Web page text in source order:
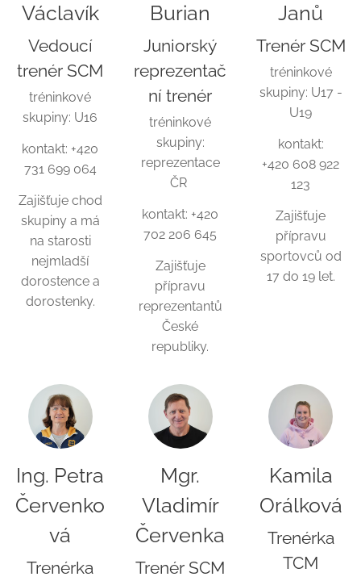
Václavík
Vedoucí
trenér SCM
tréninkové
skupiny: U16
kontakt: +420
731 699 064
Zajišťuje chod
skupiny a má
na starosti
nejmladší
dorostence a
dorostenky.
Burian
Juniorský
reprezentač
ní trenér
tréninkové
skupiny:
reprezentace
ČR
kontakt: +420
702 206 645
Zajišťuje
přípravu
reprezentantů
České
republiky.
Janů
Trenér SCM
tréninkové
skupiny: U17 -
U19
kontakt:
+420 608 922
123
Zajišťuje
přípravu
sportovců od
17 do 19 let.
Ing. Petra
Červenko
vá
Trenérka
Mgr.
Vladimír
Červenka
Trenér SCM
Kamila
Orálková
Trenérka
TCM